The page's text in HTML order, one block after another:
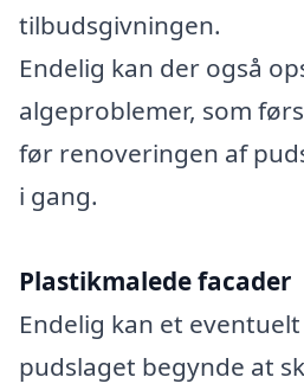
tilbudsgivningen.
Endelig kan der også
algeproblemer, som
før renoveringen af
i gang.
Plastikmalede facader
Endelig kan et
pudslaget begynde at